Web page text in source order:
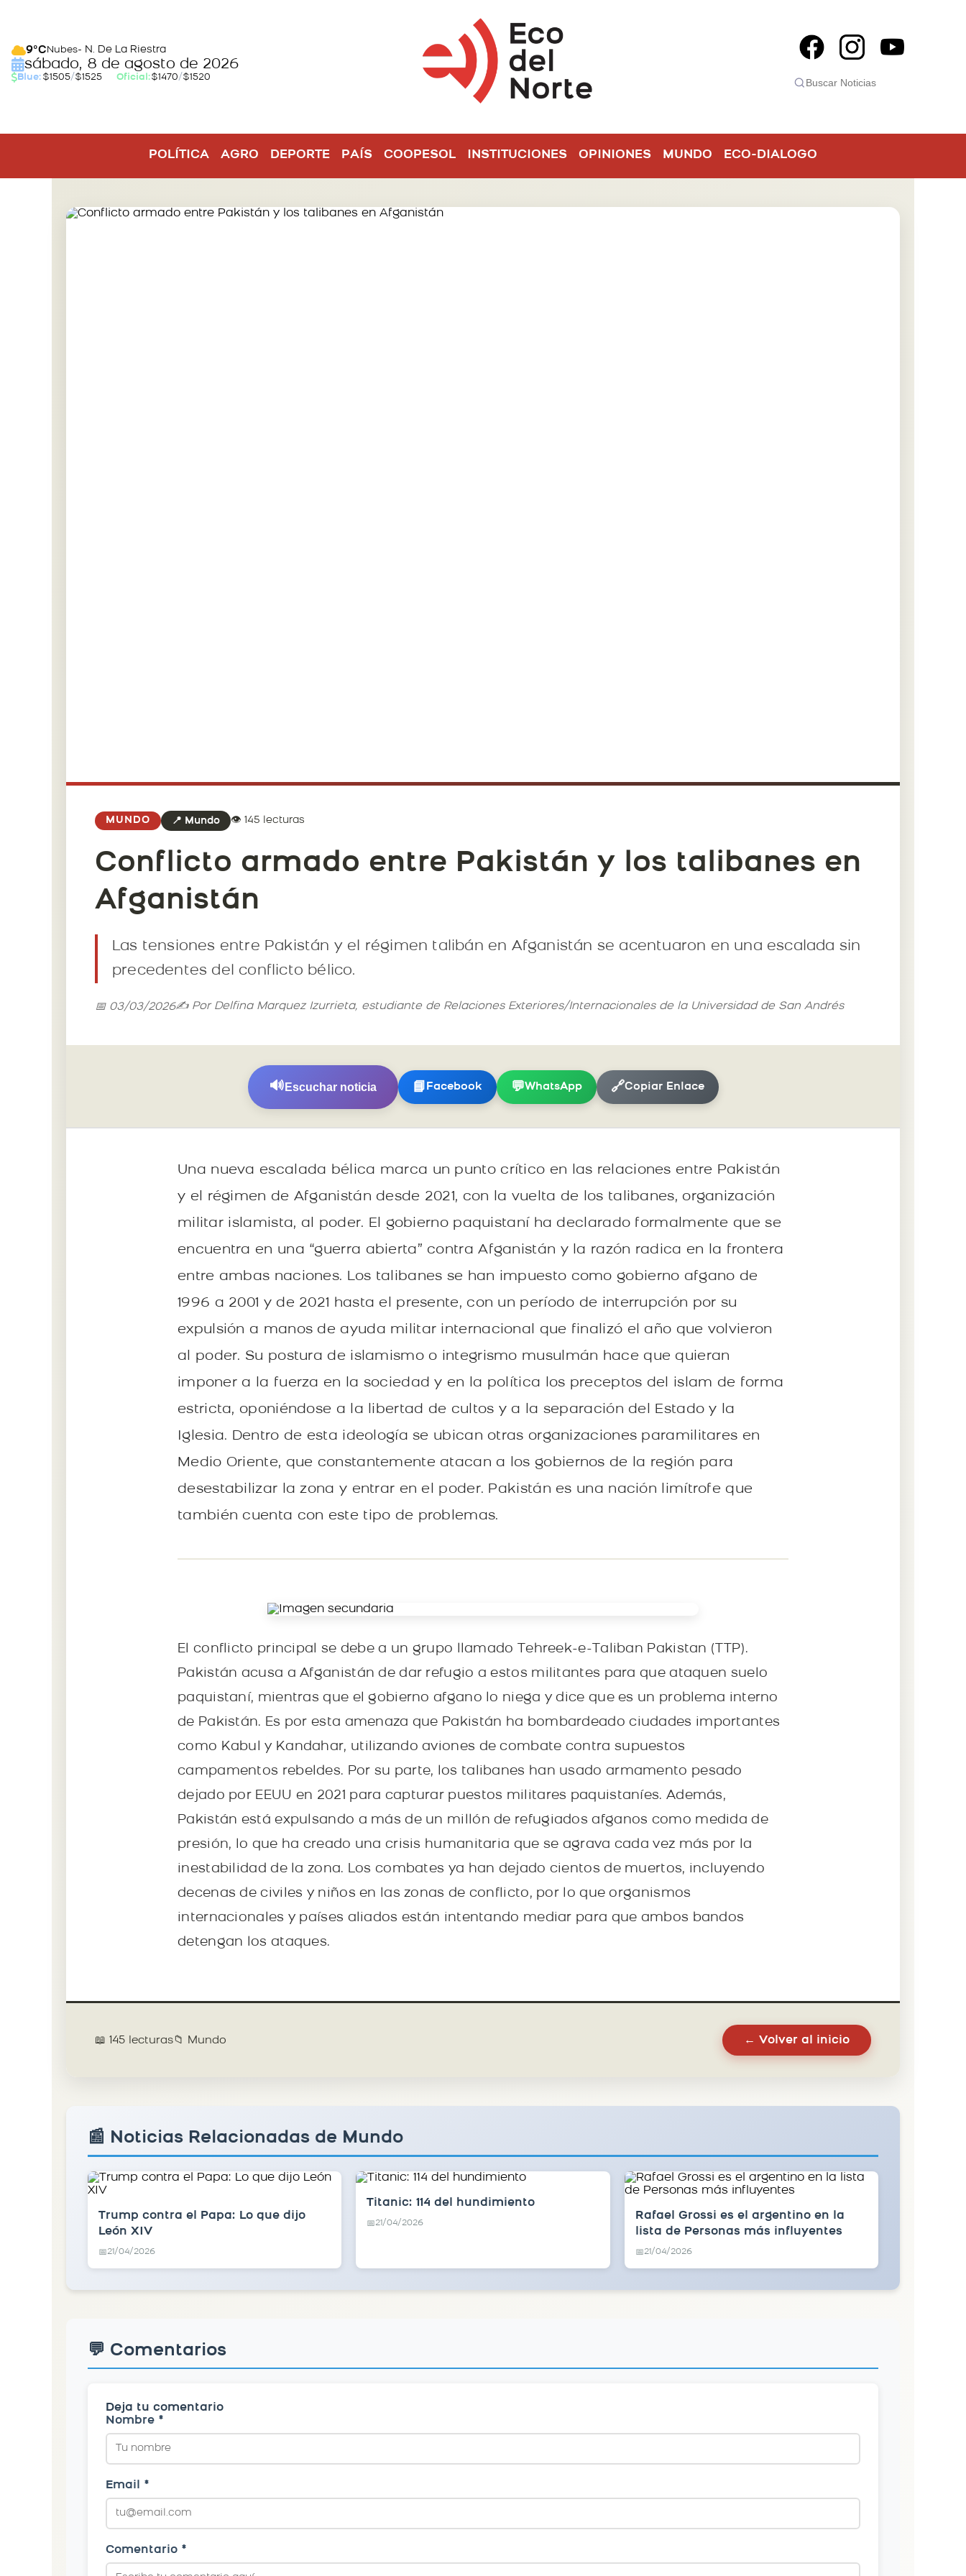
9°C Nubes- N. De La Riestra
sábado, 8 de agosto de 2026
Blue: $1505/$1525 Oficial:$1470/$1520
POLÍTICA AGRO DEPORTE PAÍS COOPESOL INSTITUCIONES OPINIONES MUNDO ECO-DIALOGO
MUNDO 📍 Mundo 👁️ 145 lecturas
Conflicto armado entre Pakistán y los talibanes en
Afganistán
Las tensiones entre Pakistán y el régimen talibán en Afganistán se acentuaron en una escalada sin
precedentes del conflicto bélico.
📅 03/03/2026✍️ Por Delfina Marquez Izurrieta, estudiante de Relaciones Exteriores/Internacionales de la Universidad de San Andrés
🔊 Escuchar noticia 📘 Facebook 💬WhatsApp 🔗Copiar Enlace
Una nueva escalada bélica marca un punto crítico en las relaciones entre Pakistán
y el régimen de Afganistán desde 2021, con la vuelta de los talibanes, organización
militar islamista, al poder. El gobierno paquistaní ha declarado formalmente que se
encuentra en una “guerra abierta” contra Afganistán y la razón radica en la frontera
entre ambas naciones. Los talibanes se han impuesto como gobierno afgano de
1996 a 2001 y de 2021 hasta el presente, con un período de interrupción por su
expulsión a manos de ayuda militar internacional que finalizó el año que volvieron
al poder. Su postura de islamismo o integrismo musulmán hace que quieran
imponer a la fuerza en la sociedad y en la política los preceptos del islam de forma
estricta, oponiéndose a la libertad de cultos y a la separación del Estado y la
Iglesia. Dentro de esta ideología se ubican otras organizaciones paramilitares en
Medio Oriente, que constantemente atacan a los gobiernos de la región para
desestabilizar la zona y entrar en el poder. Pakistán es una nación limítrofe que
también cuenta con este tipo de problemas.
El conflicto principal se debe a un grupo llamado Tehreek-e-Taliban Pakistan (TTP).
Pakistán acusa a Afganistán de dar refugio a estos militantes para que ataquen suelo
paquistaní, mientras que el gobierno afgano lo niega y dice que es un problema interno
de Pakistán. Es por esta amenaza que Pakistán ha bombardeado ciudades importantes
como Kabul y Kandahar, utilizando aviones de combate contra supuestos
campamentos rebeldes. Por su parte, los talibanes han usado armamento pesado
dejado por EEUU en 2021 para capturar puestos militares paquistaníes. Además,
Pakistán está expulsando a más de un millón de refugiados afganos como medida de
presión, lo que ha creado una crisis humanitaria que se agrava cada vez más por la
inestabilidad de la zona. Los combates ya han dejado cientos de muertos, incluyendo
decenas de civiles y niños en las zonas de conflicto, por lo que organismos
internacionales y países aliados están intentando mediar para que ambos bandos
detengan los ataques.
📖 145 lecturas📁 Mundo ← Volver al inicio
📰 Noticias Relacionadas de Mundo
Trump contra el Papa: Lo que dijo
León XIV
📅21/04/2026
Titanic: 114 del hundimiento
📅21/04/2026
Rafael Grossi es el argentino en la
lista de Personas más influyentes
📅21/04/2026
💬 Comentarios
Deja tu comentario
Nombre *
Email *
Comentario *